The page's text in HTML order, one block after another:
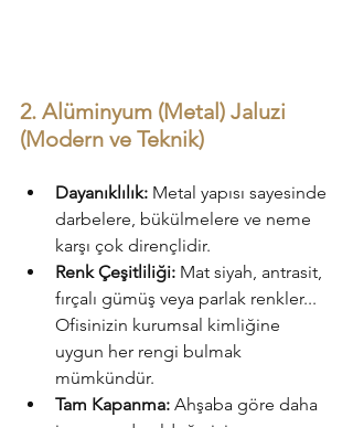
2. Alüminyum (Metal) Jaluzi
(Modern ve Teknik)
Dayanıklılık: Metal yapısı sayesinde
darbelere, bükülmelere ve neme
karşı çok dirençlidir.
Renk Çeşitliliği: Mat siyah, antrasit,
fırçalı gümüş veya parlak renkler...
Ofisinizin kurumsal kimliğine
uygun her rengi bulmak
mümkündür.
Tam Kapanma: Ahşaba göre daha